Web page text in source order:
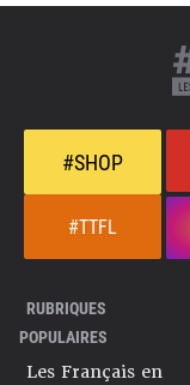
#SHOP
#TTFL
RUBRIQUES
POPULAIRES
Les Français en